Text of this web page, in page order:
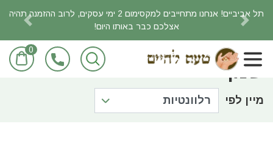
תל אביביים! אנחנו מתחייבים למקסימום 2 ימי עסקים, לרוב ההזמנה תהיה
אצלכם כבר באותו היום!
Next
0 ראשי חומרי בישול ואפיה
שמן
מיין לפי